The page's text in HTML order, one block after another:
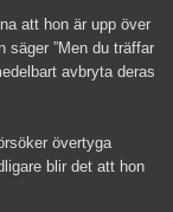
att hon är upp över
säger ”Men du träffar
avbryta deras
övertyga
blir det att hon